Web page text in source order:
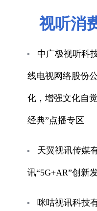
视听消
中广极视听科
线电视网络股份
化，增强文化自
经典”点播专区
天翼视讯传媒
讯“5G+AR”创新
咪咕视讯科技